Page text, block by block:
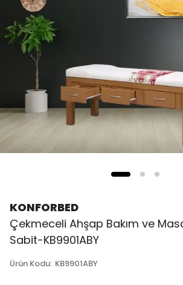
KONFORBED
Çekmeceli Ahşap Bakım ve
Sabit-KB9901ABY
Ürün Kodu: KB9901ABY